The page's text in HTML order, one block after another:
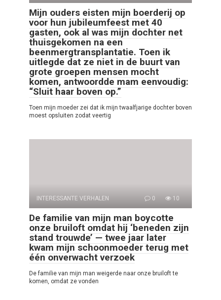
Mijn ouders eisten mijn boerderij op
voor hun jubileumfeest met 40
gasten, ook al was mijn dochter net
thuisgekomen na een
beenmergtransplantatie. Toen ik
uitlegde dat ze niet in de buurt van
grote groepen mensen mocht
komen, antwoordde mam eenvoudig:
“Sluit haar boven op.”
Toen mijn moeder zei dat ik mijn twaalfjarige dochter boven
moest opsluiten zodat veertig
INTERESSANTE VERHALEN 0 10
De familie van mijn man boycotte
onze bruiloft omdat hij ‘beneden zijn
stand trouwde’ — twee jaar later
kwam mijn schoonmoeder terug met
één onverwacht verzoek
De familie van mijn man weigerde naar onze bruiloft te
komen, omdat ze vonden